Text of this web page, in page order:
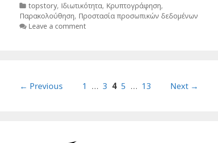
Categories
topstory, Ιδιωτικότητα, Κρυπτογράφηση,
Παρακολούθηση, Προστασία προσωπικών δεδομένων
Leave a comment
Post
← Previous 1 … 3 4 5 … 13 Next →